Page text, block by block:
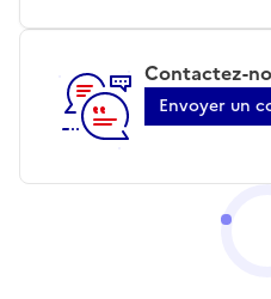
Contactez-
Envoyer un